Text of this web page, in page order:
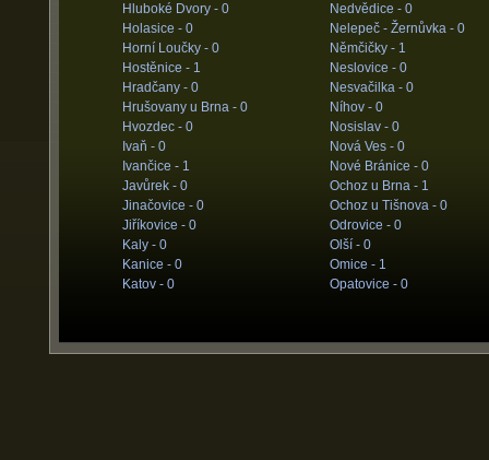
Hluboké Dvory - 0
Holasice - 0
Horní Loučky - 0
Hostěnice - 1
Hradčany - 0
Hrušovany u Brna - 0
Hvozdec - 0
Ivaň - 0
Ivančice - 1
Javůrek - 0
Jinačovice - 0
Jiříkovice - 0
Kaly - 0
Kanice - 0
Katov - 0
Nedvědice - 0
Nelepeč - Žernůvka - 0
Němčičky - 1
Neslovice - 0
Nesvačilka - 0
Níhov - 0
Nosislav - 0
Nová Ves - 0
Nové Bránice - 0
Ochoz u Brna - 1
Ochoz u Tišnova - 0
Odrovice - 0
Olší - 0
Omice - 1
Opatovice - 0